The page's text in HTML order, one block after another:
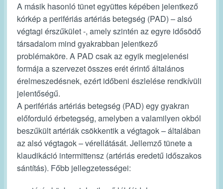
A másik hasonló tünet együttes képében jelentkező
kórkép aperifériás artériás betegség (PAD) – alsó
végtagi érszűkület -, amely szintén az egyre idősödő
társadalom mind gyakrabban jelentkező
problémaköre. A PAD csak az egyik megjelenési
formája a szervezet összes erét érintő általános
érelmeszedésnek, ezért időbeni észlelése rendkívüli
jelentőségű.
A perifériás artériás betegség (PAD) egy gyakran
előforduló érbetegség, amelyben a valamilyen okból
beszűkült artériák csökkentik a végtagok – általában
az alsó végtagok – vérellátását. Jellemző tünetea
klaudikáció intermittensz (artériás eredetű időszakos
sántítás). Főbb jellegzetességei: